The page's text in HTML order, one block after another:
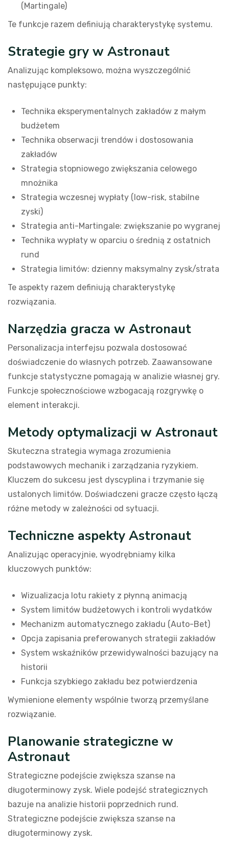
(Martingale)
Te funkcje razem definiują charakterystykę systemu.
Strategie gry w Astronaut
Analizując kompleksowo, można wyszczególnić
następujące punkty:
Technika eksperymentalnych zakładów z małym
budżetem
Technika obserwacji trendów i dostosowania
zakładów
Strategia stopniowego zwiększania celowego
mnożnika
Strategia wczesnej wypłaty (low-risk, stabilne
zyski)
Strategia anti-Martingale: zwiększanie po wygranej
Technika wypłaty w oparciu o średnią z ostatnich
rund
Strategia limitów: dzienny maksymalny zysk/strata
Te aspekty razem definiują charakterystykę
rozwiązania.
Narzędzia gracza w Astronaut
Personalizacja interfejsu pozwala dostosować
doświadczenie do własnych potrzeb. Zaawansowane
funkcje statystyczne pomagają w analizie własnej gry.
Funkcje społecznościowe wzbogacają rozgrywkę o
element interakcji.
Metody optymalizacji w Astronaut
Skuteczna strategia wymaga zrozumienia
podstawowych mechanik i zarządzania ryzykiem.
Kluczem do sukcesu jest dyscyplina i trzymanie się
ustalonych limitów. Doświadczeni gracze często łączą
różne metody w zależności od sytuacji.
Techniczne aspekty Astronaut
Analizując operacyjnie, wyodrębniamy kilka
kluczowych punktów:
Wizualizacja lotu rakiety z płynną animacją
System limitów budżetowych i kontroli wydatków
Mechanizm automatycznego zakładu (Auto-Bet)
Opcja zapisania preferowanych strategii zakładów
System wskaźników przewidywalności bazujący na
historii
Funkcja szybkiego zakładu bez potwierdzenia
Wymienione elementy wspólnie tworzą przemyślane
rozwiązanie.
Planowanie strategiczne w
Astronaut
Strategiczne podejście zwiększa szanse na
długoterminowy zysk. Wiele podejść strategicznych
bazuje na analizie historii poprzednich rund.
Strategiczne podejście zwiększa szanse na
długoterminowy zysk.